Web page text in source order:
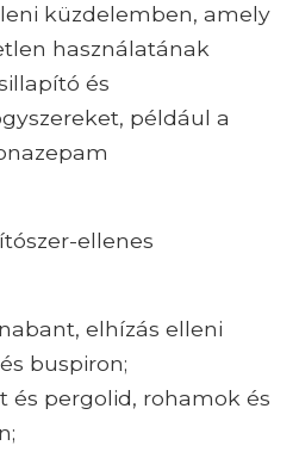
küzdelemben, amely
használatának
és
például a
ellenes
elhízás elleni
buspiron;
és pergolid, rohamok és